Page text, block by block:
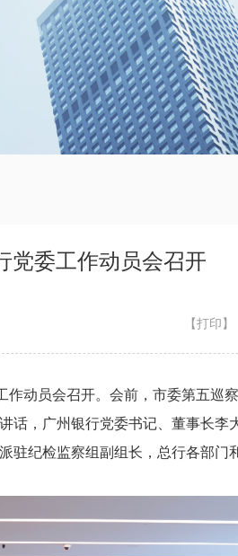
党委工作动员会召开
【打印】
作动员会召开。 会前， 市委第五巡
话， 广州银行党委书记、董事长李
派驻纪检监察组副组长，总行各部门